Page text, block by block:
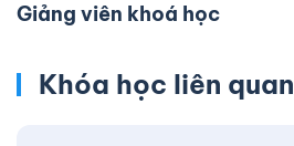
Giảng viên khoá học
Khóa học liên quan